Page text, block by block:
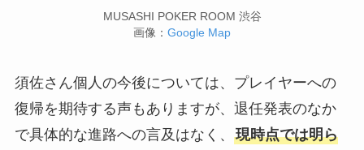
MUSASHI POKER ROOM 渋谷
画像： Google Map
須佐さん個人の今後については、プレイヤーへの
復帰を期待する声もありますが、退任発表のなか
で具体的な進路への言及はなく、 現時点では明ら